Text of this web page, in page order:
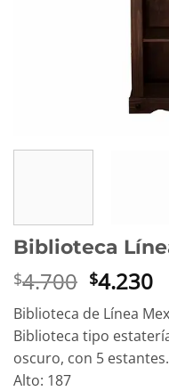
Biblioteca
$4.700 El
precio
original
era:
$4.700.
$4.230El
Biblioteca de Línea
Biblioteca tipo
oscuro, con 5 estantes.
Alto: 187